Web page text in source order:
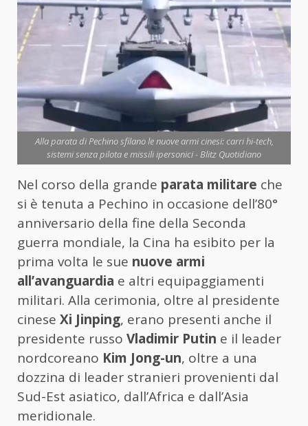
Alla parata di Pechino sfilano le nuove armi cinesi: carri hi-tech,
sistemi senza pilota e missili ipersonici - Blitz Quotidiano
Nel corso della grande parata militare che
si è tenuta a Pechino in occasione dell’80°
anniversario della fine della Seconda
guerra mondiale, la Cina ha esibito per la
prima volta le sue nuove armi
all’avanguardia e altri equipaggiamenti
militari. Alla cerimonia, oltre al presidente
cinese Xi Jinping, erano presenti anche il
presidente russo Vladimir Putin e il leader
nordcoreano Kim Jong-un, oltre a una
dozzina di leader stranieri provenienti dal
Sud-Est asiatico, dall’Africa e dall’Asia
meridionale.